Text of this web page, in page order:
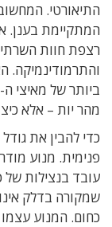
התיאורטי.
המתקיימת בענן.
רצפת חוות
והתרמודינמיקה.
ביותר של מאיצי ה-AI
מהר יות – אלא
כדי להבין את
פנימית. מנוע
עובד בנצילות של
שמקורה בדלק
כחום. המנוע